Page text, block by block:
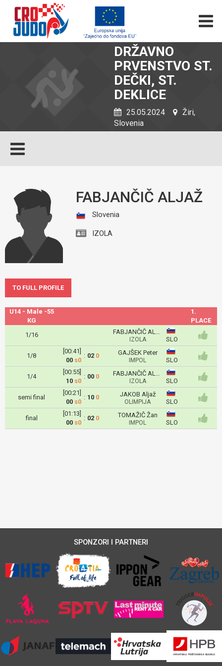
DRŽAVNO
PRVENSTVO ST.
DEČKI, ST.
DEKLICE
25.05.2024
Žiri,
Slovenia
FABJANČIČ ALJAŽ
Slovenia
IZOLA
TO FULL PROFILE
U14 - Male -55
KG
1.
PLACE
1/16
FABJANČIČ ALJAŽ
IZOLA SLO
1/8
[00:41]
00 s0
: 02 0 GAJŠEK Peter
IMPOL SLO
1/4
[00:55]
10 s0
: 00 0 FABJANČIČ ALJAŽ
IZOLA SLO
semi final
[00:21]
00 s0
: 10 0 JAKOB Aljaž
OLIMPIJA SLO
final
[01:13]
00 s0
: 02 0 TOMAŽIČ Žan
IMPOL SLO
SPONZORI I PARTNERI